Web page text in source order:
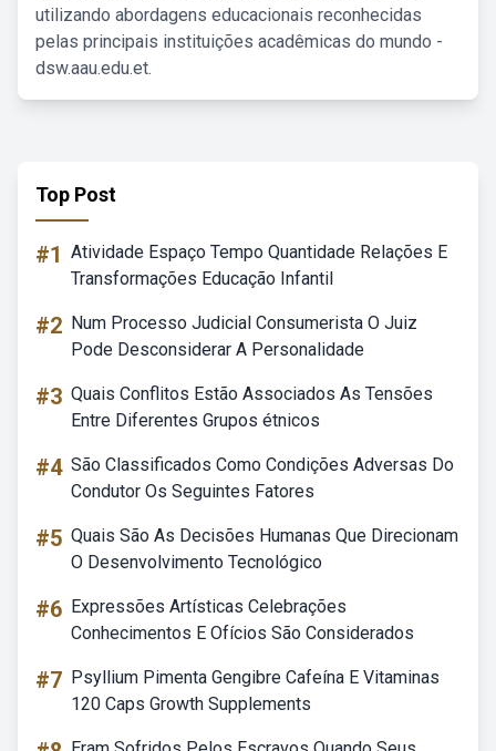
utilizando abordagens educacionais reconhecidas
pelas principais instituições acadêmicas do mundo -
dsw.aau.edu.et.
Top Post
#1 Atividade Espaço Tempo Quantidade Relações E
Transformações Educação Infantil
#2 Num Processo Judicial Consumerista O Juiz
Pode Desconsiderar A Personalidade
#3 Quais Conflitos Estão Associados As Tensões
Entre Diferentes Grupos étnicos
#4 São Classificados Como Condições Adversas Do
Condutor Os Seguintes Fatores
#5 Quais São As Decisões Humanas Que Direcionam
O Desenvolvimento Tecnológico
#6 Expressões Artísticas Celebrações
Conhecimentos E Ofícios São Considerados
#7 Psyllium Pimenta Gengibre Cafeína E Vitaminas
120 Caps Growth Supplements